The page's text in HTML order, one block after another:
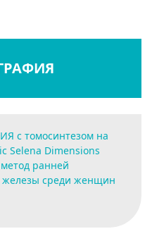
с томосинтезом на
Selena Dimensions
ранней
железы среди женщин